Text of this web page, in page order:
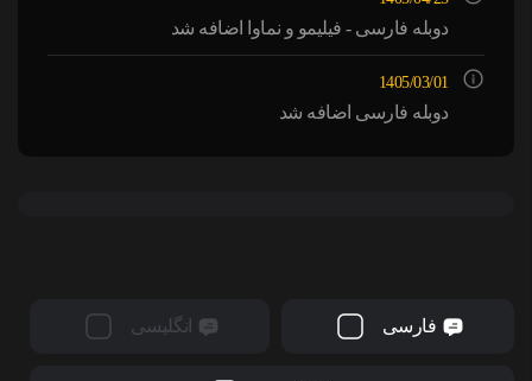
دوبله فارسی - فیلیمو و نماوا اضافه شد
1405/03/01
دوبله فارسی اضافه شد
فارسی انگلیسی